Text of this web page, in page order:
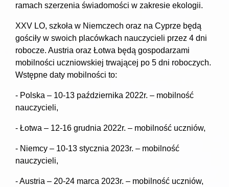
ramach szerzenia świadomości w zakresie ekologii.
XXV LO, szkoła w Niemczech oraz na Cyprze będą
gościły w swoich placówkach nauczycieli przez 4 dni
robocze. Austria oraz Łotwa będą gospodarzami
mobilności uczniowskiej trwającej po 5 dni roboczych.
Wstępne daty mobilności to:
- Polska – 10-13 października 2022r. – mobilność
nauczycieli,
- Łotwa – 12-16 grudnia 2022r. – mobilność uczniów,
- Niemcy – 10-13 stycznia 2023r. – mobilność
nauczycieli,
- Austria – 20-24 marca 2023r. – mobilność uczniów,